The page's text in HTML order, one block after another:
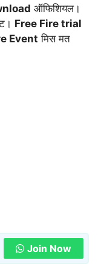
ऑफिशियल।
Free Fire trial
Event मिस मत
Join Now